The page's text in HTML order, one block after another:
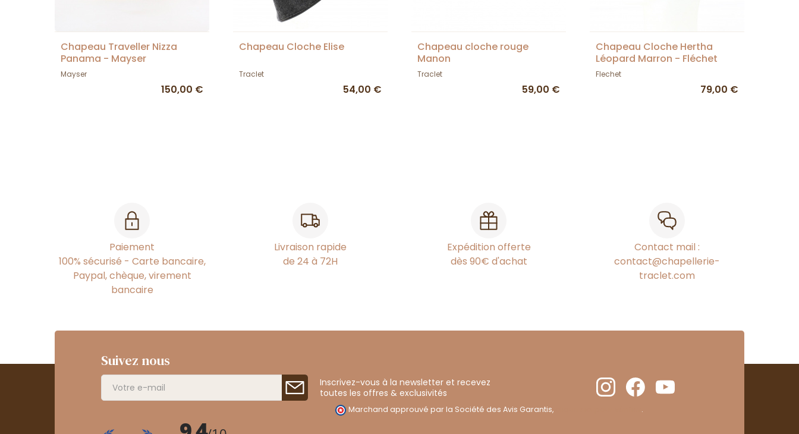
Chapeau Traveller Nizza
Panama - Mayser
Mayser
150,00 €
Chapeau Cloche Elise
Traclet
54,00 €
Chapeau cloche rouge
Manon
Traclet
59,00 €
Chapeau Cloche Hertha
Léopard Marron - Fléchet
Flechet
79,00 €
Paiement
100% sécurisé - Carte bancaire,
Paypal, chèque, virement
bancaire
Livraison rapide
de 24 à 72H
Expédition offerte
dès 90€ d'achat
Contact mail :
contact@chapellerie-
traclet.com
Suivez nous
Inscrivez-vous à la newsletter et recevez
toutes les offres & exclusivités
Marchand approuvé par la Société des Avis Garantis, .